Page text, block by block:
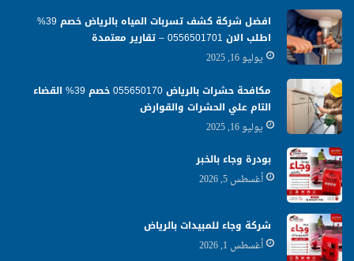
افضل شركة كشف تسربات المياه بالرياض خصم 39%
اطلب الان 0556501701‬‏ – تقارير معتمدة
يوليو 16, 2025
مكافحة حشرات بالرياض 055650170 خصم 39% القضاء
التام علي الحشرات والقوارض
يوليو 16, 2025
بودرة وجاء بالخبر
أغسطس 5, 2026
شركة وجاء للمبيدات بالرياض
أغسطس 1, 2026